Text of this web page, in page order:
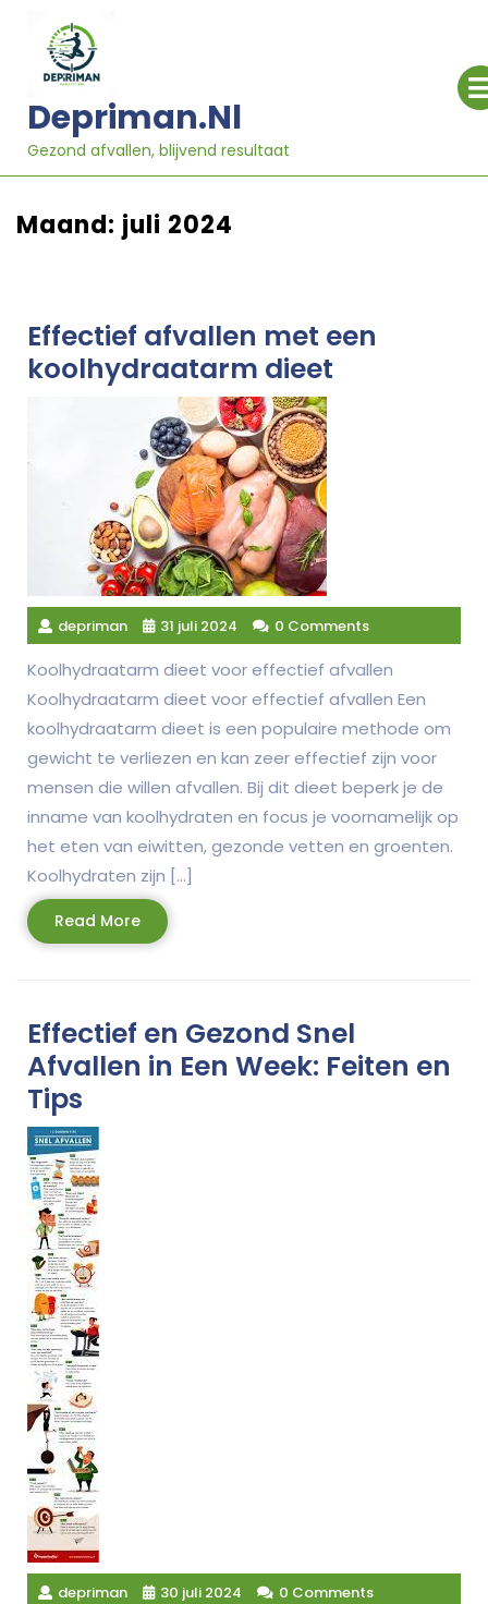
inhoud
Depriman.nl
Gezond afvallen, blijvend resultaat
Maand: juli 2024
Effectief afvallen met een
koolhydraatarm dieet
depriman 31 juli 2024 0 Comments
Koolhydraatarm dieet voor effectief afvallen
Koolhydraatarm dieet voor effectief afvallen Een
koolhydraatarm dieet is een populaire methode om
gewicht te verliezen en kan zeer effectief zijn voor
mensen die willen afvallen. Bij dit dieet beperk je de
inname van koolhydraten en focus je voornamelijk op
het eten van eiwitten, gezonde vetten en groenten.
Koolhydraten zijn […]
Read MoreRead
More
Effectief en Gezond Snel
Afvallen in Een Week: Feiten en
Tips
depriman 30 juli 2024 0 Comments